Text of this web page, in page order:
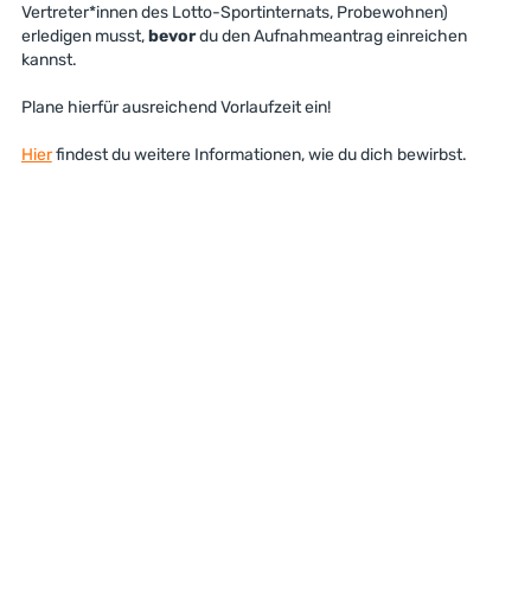
Vertreter*innen des Lotto-Sportinternats, Probewohnen)
erledigen musst,bevordu den Aufnahmeantrag einreichen
kannst.
Plane hierfür ausreichend Vorlaufzeit ein!
Hierfindest du weitere Informationen, wie du dich bewirbst.